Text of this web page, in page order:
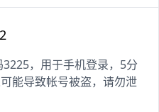
3225，用于手机登录，5分
能导致帐号被盗，请勿泄